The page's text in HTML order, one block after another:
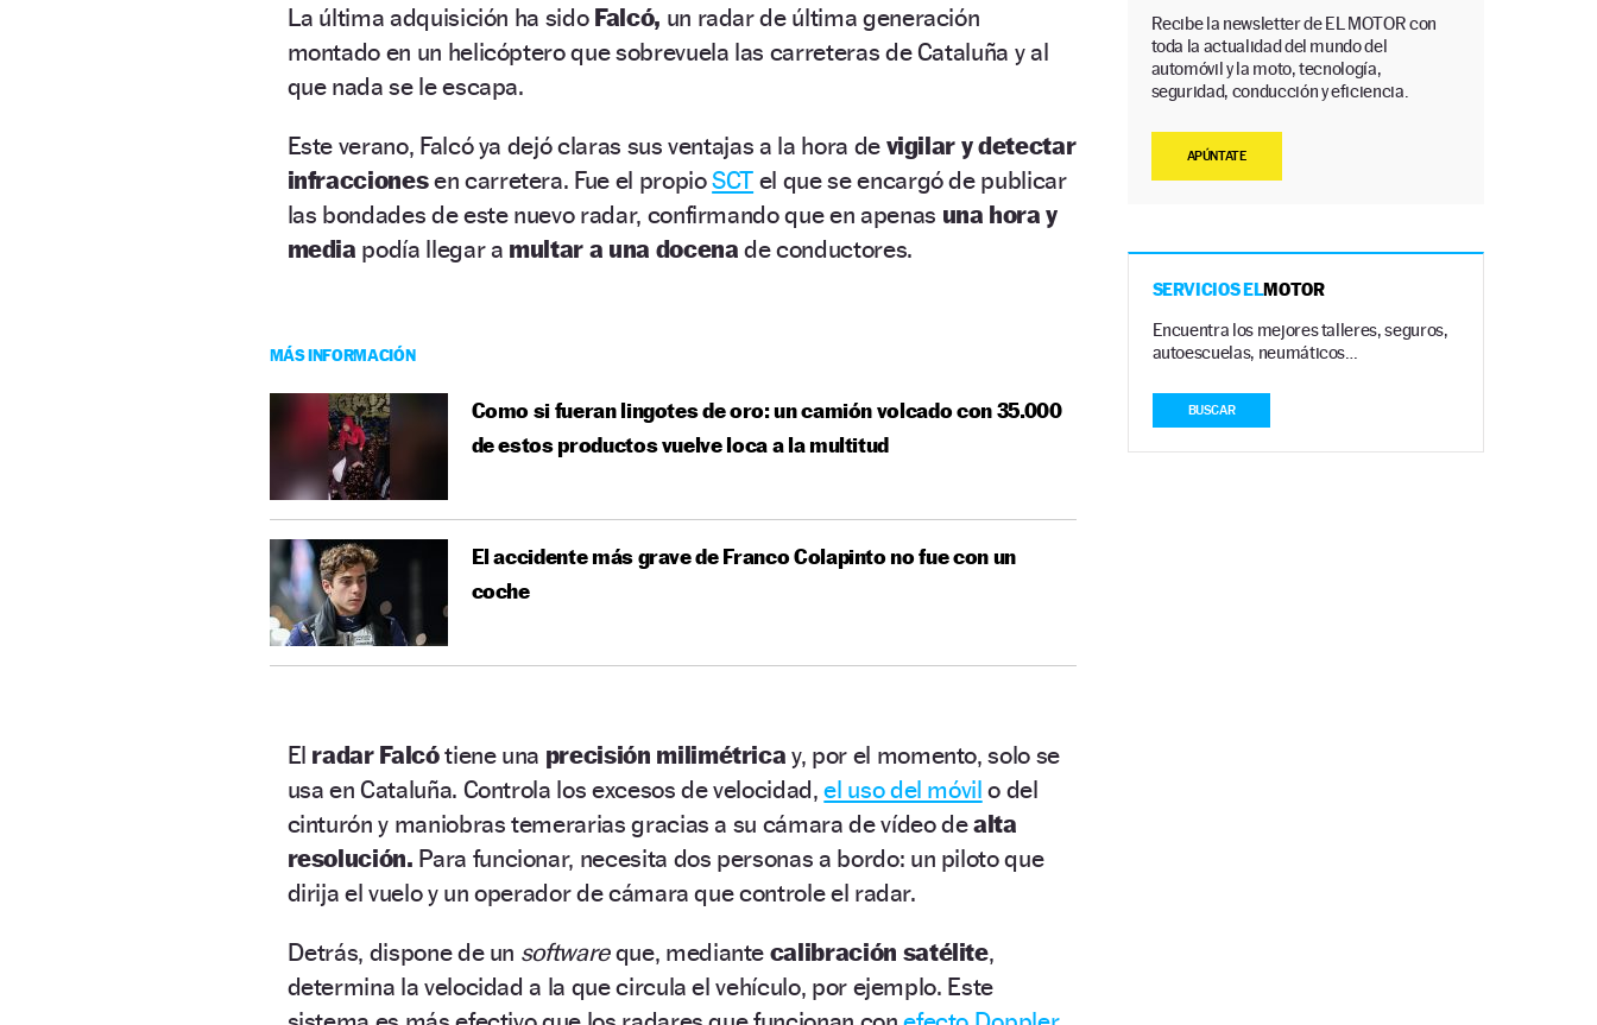
La última adquisición ha sido Falcó, un radar de última generación
montado en un helicóptero que sobrevuela las carreteras de Cataluña y al
que nada se le escapa.
Este verano, Falcó ya dejó claras sus ventajas a la hora de vigilar y detectar
infraccionesen carretera. Fue el propioSCT el que se encargó de publicar
las bondades de este nuevo radar, confirmando que en apenas una hora y
media podía llegar a multar a una docena de conductores.
MÁS INFORMACIÓN
Como si fueran lingotes de oro: un camión volcado con 35.000
de estos productos vuelve loca a la multitud
El accidente más grave de Franco Colapinto no fue con un
coche
El radar Falcótiene una precisión milimétrica y, por el momento, solo se
usa en Cataluña. Controla los excesos de velocidad,el uso del móvil o del
cinturón y maniobras temerarias gracias a su cámara de vídeo dealta
resolución. Para funcionar, necesita dos personas a bordo: un piloto que
dirija el vuelo y un operador de cámara que controle el radar.
Detrás, dispone de un softwareque, mediante calibración satélite,
determina la velocidad a la que circula el vehículo, por ejemplo. Este
Recibe la newsletter de EL MOTOR con
toda la actualidad del mundo del
automóvil y la moto, tecnología,
seguridad, conducción y eficiencia.
APÚNTATE
SERVICIOS ELMOTOR
Encuentra los mejores talleres, seguros,
autoescuelas, neumáticos…
BUSCAR